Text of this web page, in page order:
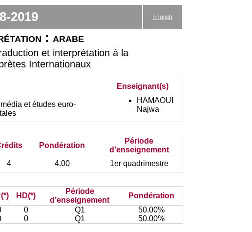
2019 English
: arabe
et interprétation à la
Internationaux
Enseignant(s)
et études euro-
HAMAOUI
Najwa
Pondération
Période
d’enseignement
4 4.00 1er quadrimestre
HD(*)
Période
d’enseignement
Pondération
0 Q1
50.00%
0 Q1 50.00%